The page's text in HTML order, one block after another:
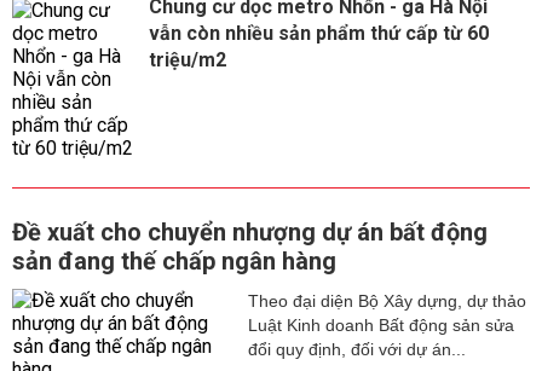
Chung cư dọc metro Nhổn - ga Hà Nội
vẫn còn nhiều sản phẩm thứ cấp từ 60
triệu/m2
Đề xuất cho chuyển nhượng dự án bất động
sản đang thế chấp ngân hàng
Theo đại diện Bộ Xây dựng, dự thảo
Luật Kinh doanh Bất động sản sửa
đổi quy định, đối với dự án...